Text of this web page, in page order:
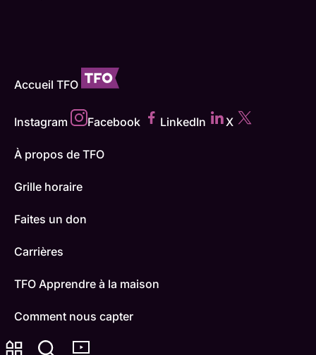
Accueil TFO
Instagram Facebook LinkedIn X
À propos de TFO
Grille horaire
Faites un don
Carrières
TFO Apprendre à la maison
Comment nous capter
Contactez-nous